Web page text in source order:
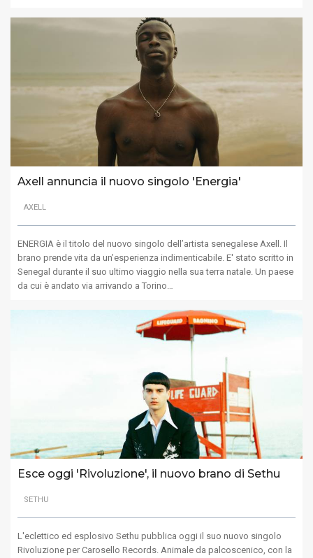
Axell annuncia il nuovo singolo 'Energia'
AXELL
ENERGIA è il titolo del nuovo singolo dell’artista senegalese Axell. Il
brano prende vita da un’esperienza indimenticabile. E' stato scritto in
Senegal durante il suo ultimo viaggio nella sua terra natale. Un paese
da cui è andato via arrivando a Torino…
Esce oggi 'Rivoluzione', il nuovo brano di Sethu
SETHU
L'eclettico ed esplosivo Sethu pubblica oggi il suo nuovo singolo
Rivoluzione per Carosello Records. Animale da palcoscenico, con la